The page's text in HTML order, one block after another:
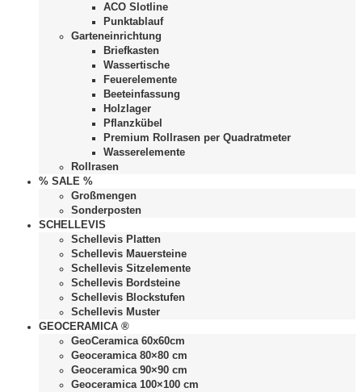
ACO Slotline
Punktablauf
Garteneinrichtung
Briefkasten
Wassertische
Feuerelemente
Beeteinfassung
Holzlager
Pflanzkübel
Premium Rollrasen per Quadratmeter
Wasserelemente
Rollrasen
% SALE %
Großmengen
Sonderposten
SCHELLEVIS
Schellevis Platten
Schellevis Mauersteine
Schellevis Sitzelemente
Schellevis Bordsteine
Schellevis Blockstufen
Schellevis Muster
GEOCERAMICA ®
GeoCeramica 60x60cm
Geoceramica 80×80 cm
Geoceramica 90×90 cm
Geoceramica 100×100 cm